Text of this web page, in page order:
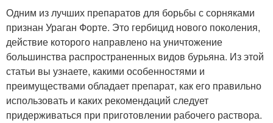
Одним из лучших препаратов для борьбы с сорняками
признан Ураган Форте. Это гербицид нового поколения,
действие которого направлено на уничтожение
большинства распространенных видов бурьяна. Из этой
статьи вы узнаете, какими особенностями и
преимуществами обладает препарат, как его правильно
использовать и каких рекомендаций следует
придерживаться при приготовлении рабочего раствора.